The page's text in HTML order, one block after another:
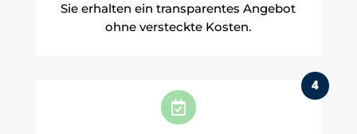
Sie erhalten ein transparentes Angebot
ohne versteckte Kosten.

4